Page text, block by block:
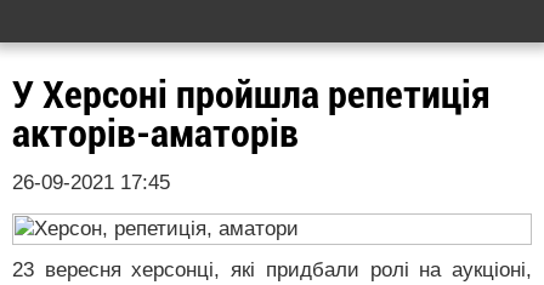
У Херсоні пройшла репетиція
акторів-аматорів
26-09-2021 17:45
23 вересня херсонці, які придбали ролі на аукціоні,